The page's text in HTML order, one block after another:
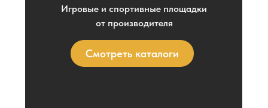
Смотреть каталоги
Игровые и спортивные площадки
от производителя